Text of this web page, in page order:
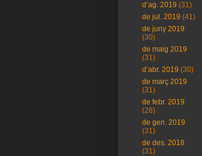
d’ag. 2019 (31)
de jul. 2019 (41)
de juny 2019
(30)
de maig 2019
(31)
d’abr. 2019 (30)
de març 2019
(31)
de febr. 2019
(28)
de gen. 2019
(31)
de des. 2018
(31)